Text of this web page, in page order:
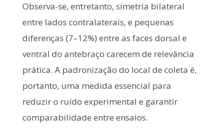
Observa-se, entretanto, simetria bilateral
entre lados contralaterais, e pequenas
diferenças (7–12%) entre as faces dorsal e
ventral do antebraço carecem de relevância
prática. A padronização do local de coleta é,
portanto, uma medida essencial para
reduzir o ruído experimental e garantir
comparabilidade entre ensaios.